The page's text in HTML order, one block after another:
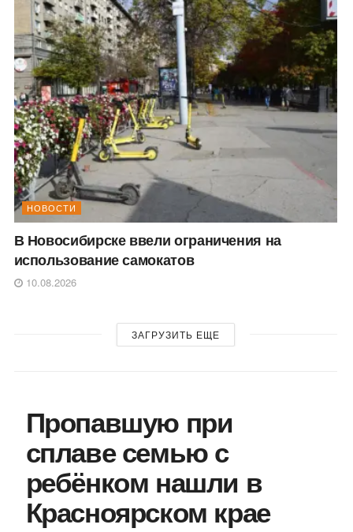
НОВОСТИ
В Новосибирске ввели ограничения на
использование самокатов
10.08.2026
ЗАГРУЗИТЬ ЕЩЕ
Пропавшую при
сплаве семью с
ребёнком нашли в
Красноярском крае